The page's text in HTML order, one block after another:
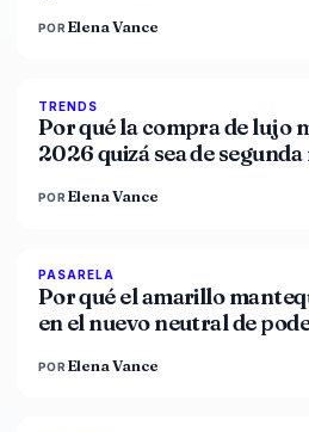
POR Elena Vance
TRENDS
Por qué la compra de lujo
2026 quizá sea de
POR Elena Vance
PASARELA
Por qué el amarillo
en el nuevo neutral de
POR Elena Vance